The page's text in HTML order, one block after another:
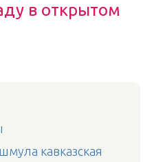
в открытом
кавказская